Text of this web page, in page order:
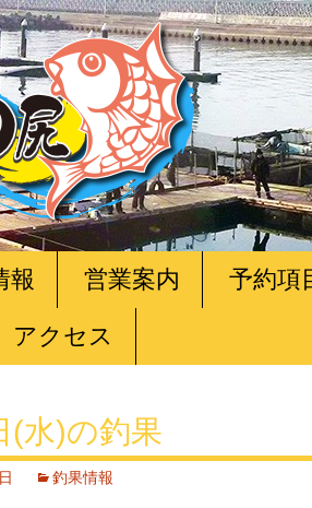
報 営業案内 予約項
アクセス
(水)の釣果
釣果情報